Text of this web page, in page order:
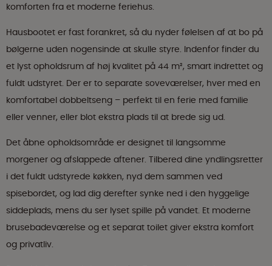
komforten fra et moderne feriehus.
Hausbootet er fast forankret, så du nyder følelsen af at bo på
bølgerne uden nogensinde at skulle styre. Indenfor finder du
et lyst opholdsrum af høj kvalitet på 44 m², smart indrettet og
fuldt udstyret. Der er to separate soveværelser, hver med en
komfortabel dobbeltseng – perfekt til en ferie med familie
eller venner, eller blot ekstra plads til at brede sig ud.
Det åbne opholdsområde er designet til langsomme
morgener og afslappede aftener. Tilbered dine yndlingsretter
i det fuldt udstyrede køkken, nyd dem sammen ved
spisebordet, og lad dig derefter synke ned i den hyggelige
siddeplads, mens du ser lyset spille på vandet. Et moderne
brusebadeværelse og et separat toilet giver ekstra komfort
og privatliv.